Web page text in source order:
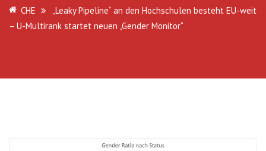
CHE
„Leaky Pipeline“ an den Hochschulen besteht EU-weit
– U-Multirank startet neuen „Gender Monitor“